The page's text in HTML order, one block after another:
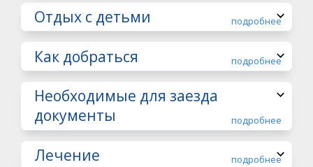
Отдых с детьми подробнее
Как добраться подробнее
Необходимые для заезда
документы
подробнее
Лечение подробнее